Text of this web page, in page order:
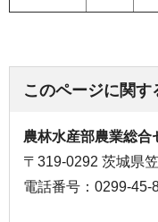
このページに関
農林水産部農業総
〒319-0292 茨城県
電話番号：0299-45-